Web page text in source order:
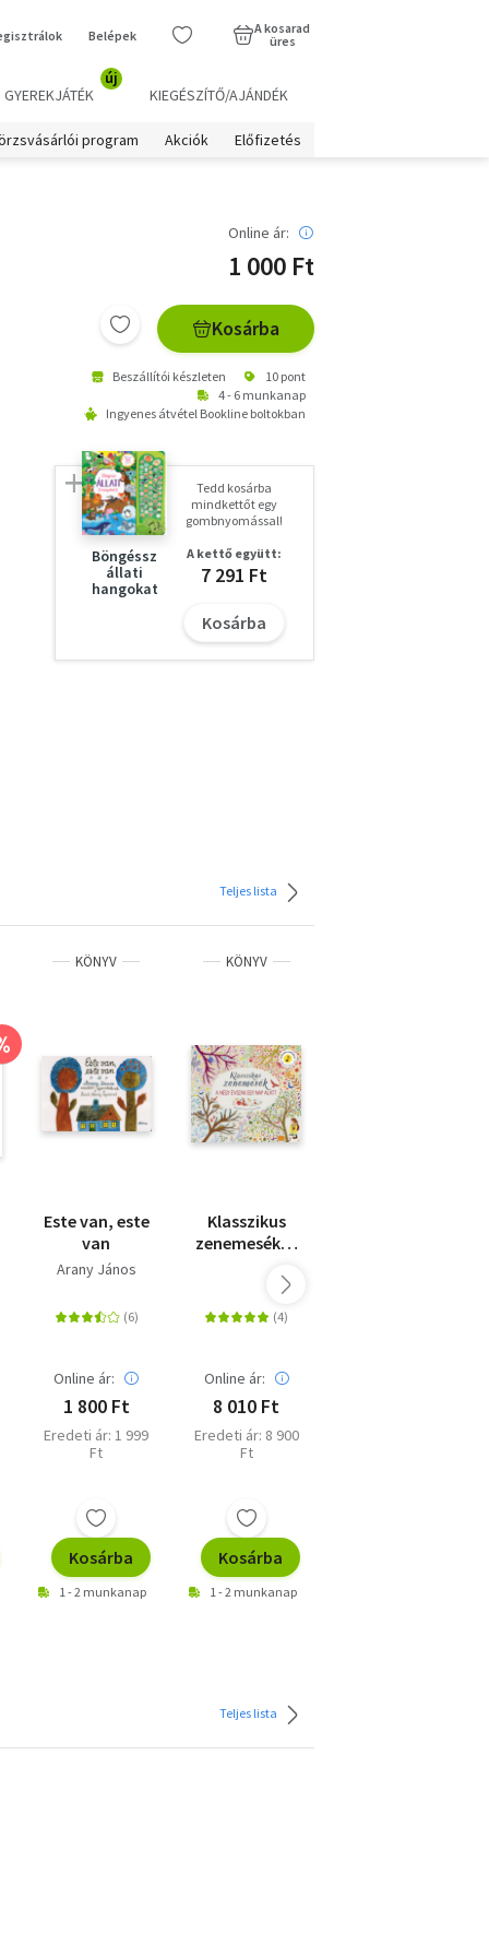
Belépek
A kosarad
üres
GYEREKJÁTÉK
új
KIEGÉSZÍTŐ/AJÁNDÉK
program Akciók Előfizetés
Online ár:
1 000 Ft
Kosárba
Beszállítói készleten
10 pont
4 - 6 munkanap
Ingyenes átvétel Bookline boltokban
Böngéssz
állati
hangokat
Tedd kosárba
mindkettőt egy
gombnyomással!
A kettő együtt:
7 291 Ft
Kosárba
Teljes lista
KÖNYV
Este van, este
van
Arany János
Online ár:
1 800 Ft
Eredeti ár: 1 999
Ft
Kosárba
1 - 2 munkanap
KÖNYV
Klasszikus
zenemesék: A
egy nap alatt
- Nyomd meg
a hangjegyet,
meg Vivaldi
zenéjét!
Online ár:
8 010 Ft
Eredeti ár: 8 900
Ft
Kosárba
1 - 2 munkanap
Teljes lista